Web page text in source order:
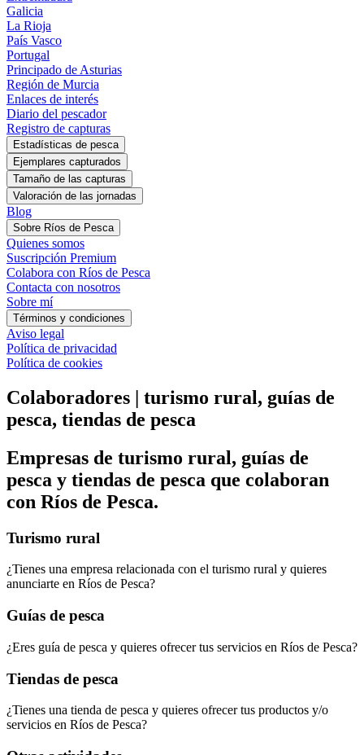
Galicia
La Rioja
País Vasco
Portugal
Principado de Asturias
Región de Murcia
Enlaces de interés
Diario del pescador
Registro de capturas
Estadísticas de pesca
Blog
Sobre Ríos de Pesca
Quienes somos
Suscripción Premium
Colabora con Ríos de Pesca
Contacta con nosotros
Sobre mí
Términos y condiciones
Aviso legal
Política de privacidad
Política de cookies
Colaboradores | turismo rural, guías de
pesca, tiendas de pesca
Empresas de turismo rural, guías de
pesca y tiendas de pesca que colaboran
con Ríos de Pesca.
Turismo rural
¿Tienes una empresa relacionada con el turismo rural y quieres
anunciarte en Ríos de Pesca?
Guías de pesca
¿Eres guía de pesca y quieres ofrecer tus servicios en Ríos de Pesca?
Tiendas de pesca
¿Tienes una tienda de pesca y quieres ofrecer tus productos y/o
servicios en Ríos de Pesca?